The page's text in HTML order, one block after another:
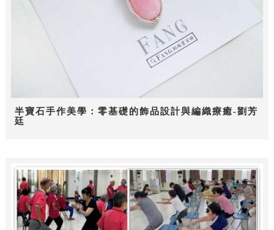
半寶石手作美學：零基礎的飾品設計與編織療癒-劉芳
廷